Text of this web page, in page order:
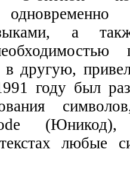
а
другую,
году был
(Юникод),
любые